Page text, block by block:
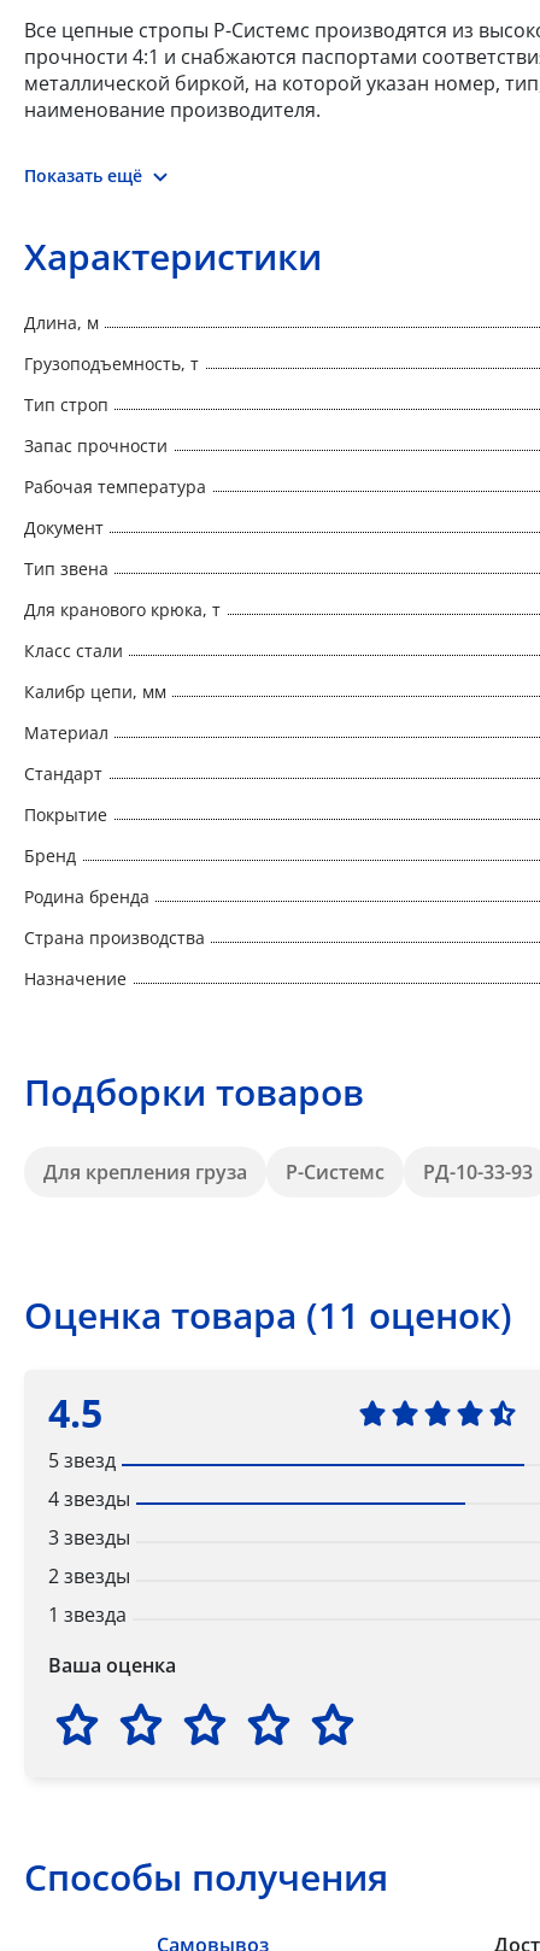
Все цепные стропы Р-Системс производятся из
прочности 4:1 и снабжаются паспортами
металлической биркой, на которой указан номер,
наименование производителя.
Показать ещё
Характеристики
Длина, м
Грузоподъемность, т
Тип строп
Запас прочности
Рабочая температура
Документ
Тип звена
Для кранового крюка, т
Класс стали
Калибр цепи, мм
Материал
Стандарт
Покрытие
Бренд
Родина бренда
Страна производства
Назначение
Подборки товаров
Для крепления груза Р-Системс РД-10-33-93
Оценка товара (11 оценок)
4.5
5 звезд
4 звезды
3 звезды
2 звезды
1 звезда
Ваша оценка
Способы получения
Самовывоз